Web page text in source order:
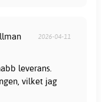
2026-04-11
leverans.
vilket jag